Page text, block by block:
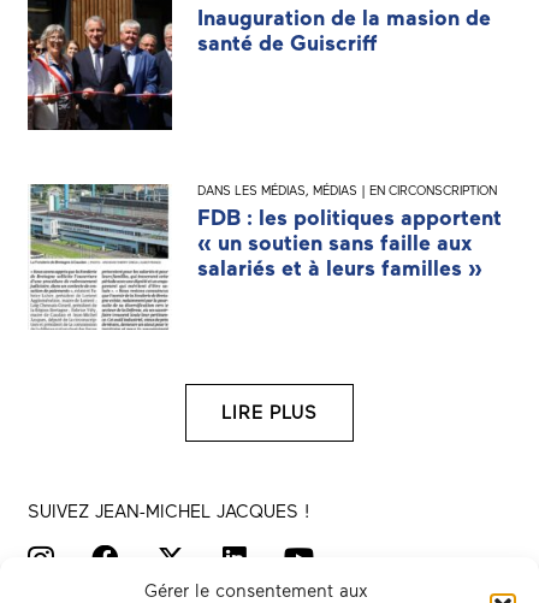
Gérer le consentement aux
Inauguration de la masion de
santé de Guiscriff
DANS LES MÉDIAS, MÉDIAS | EN CIRCONSCRIPTION
FDB : les politiques apportent
« un soutien sans faille aux
salariés et à leurs familles »
LIRE PLUS
SUIVEZ JEAN-MICHEL JACQUES !